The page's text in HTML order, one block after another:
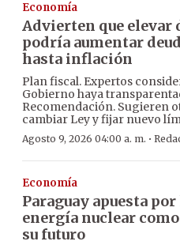
Economía
Advierten que elevar
podría aumentar
hasta inflación
Plan fiscal. Expertos
Gobierno haya
Recomendación. Sugieren
cambiar Ley y fijar nuevo
Agosto 9, 2026 04:00 a. m. ·
Economía
Paraguay apuesta por
energía nuclear
su futuro